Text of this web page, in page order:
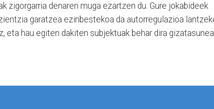
zigorgarria denaren muga ezartzen du. Gure jokabideek
garatzea ezinbestekoa da autorregulazioa
eta hau egiten dakiten subjektuak behar dira